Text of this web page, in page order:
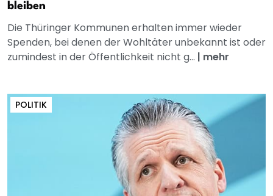
bleiben
Die Thüringer Kommunen erhalten immer wieder
Spenden, bei denen der Wohltäter unbekannt ist oder
zumindest in der Öffentlichkeit nicht g... | mehr
POLITIK